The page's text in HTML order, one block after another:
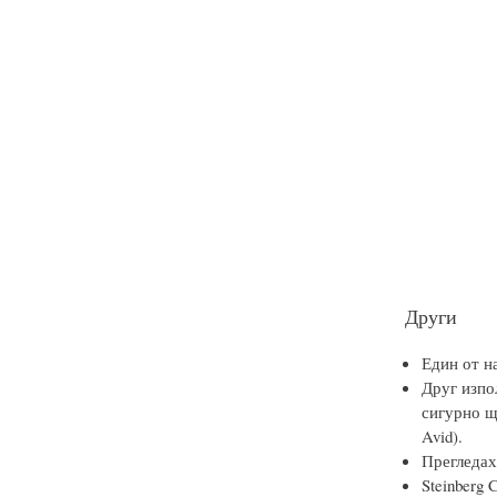
Други
Един от
Друг
сигурно
Avid).
Steinberg